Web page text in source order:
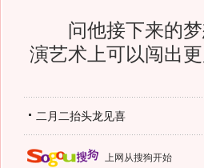
问他接下来的梦
演艺术上可以闯出更
二月二抬头龙见喜
上网从搜狗开始